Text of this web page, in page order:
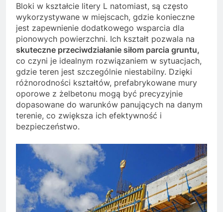
Bloki w kształcie litery L natomiast, są często
wykorzystywane w miejscach, gdzie konieczne
jest zapewnienie dodatkowego wsparcia dla
pionowych powierzchni. Ich kształt pozwala na
skuteczne przeciwdziałanie siłom parcia gruntu,
co czyni je idealnym rozwiązaniem w sytuacjach,
gdzie teren jest szczególnie niestabilny. Dzięki
różnorodności kształtów, prefabrykowane mury
oporowe z żelbetonu mogą być precyzyjnie
dopasowane do warunków panujących na danym
terenie, co zwiększa ich efektywność i
bezpieczeństwo.